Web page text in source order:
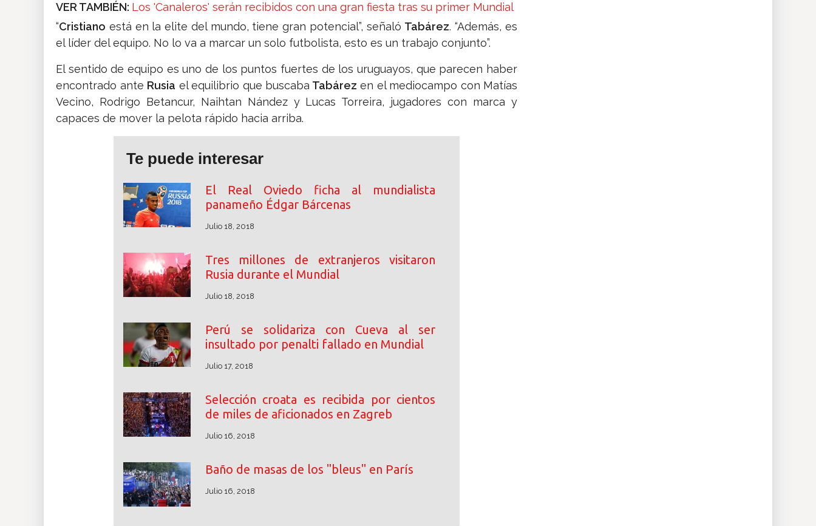
VER TAMBIÉN: Los 'Canaleros' serán recibidos con una gran fiesta tras su primer Mundial
“Cristiano está en la elite del mundo, tiene gran potencial”, señaló Tabárez. “Además, es
el líder del equipo. No lo va a marcar un solo futbolista, esto es un trabajo conjunto”.
El sentido de equipo es uno de los puntos fuertes de los uruguayos, que parecen haber
encontrado ante Rusia el equilibrio que buscaba Tabárez en el mediocampo con Matías
Vecino, Rodrigo Betancur, Naihtan Nández y Lucas Torreira, jugadores con marca y
capaces de mover la pelota rápido hacia arriba.
Te puede interesar
El Real Oviedo ficha al mundialista
panameño Édgar Bárcenas
Julio 18, 2018
Tres millones de extranjeros visitaron
Rusia durante el Mundial
Julio 18, 2018
Perú se solidariza con Cueva al ser
insultado por penalti fallado en Mundial
Julio 17, 2018
Selección croata es recibida por cientos
de miles de aficionados en Zagreb
Julio 16, 2018
Baño de masas de los "bleus" en París
Julio 16, 2018